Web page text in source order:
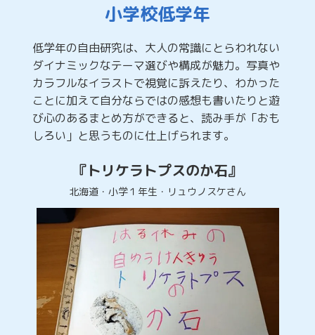
小学校低学年
低学年の自由研究は、大人の常識にとらわれない
ダイナミックなテーマ選びや構成が魅力。写真や
カラフルなイラストで視覚に訴えたり、わかった
ことに加えて自分ならではの感想も書いたりと遊
び心のあるまとめ方ができると、読み手が「おも
しろい」と思うものに仕上げられます。
『トリケラトプスのか石』
北海道・小学１年生・リュウノスケさん